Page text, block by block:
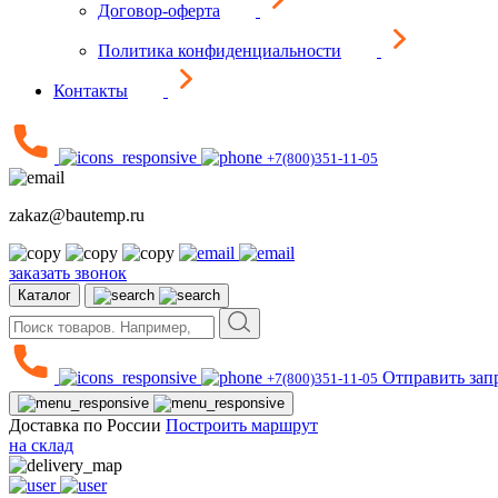
Договор-оферта
Политика конфиденциальности
Контакты
+7(800)351-11-05
zakaz@bautemp.ru
заказать звонок
Каталог
+7(800)351-11-05 Отправить
Доставка по России Построить маршрут
на склад